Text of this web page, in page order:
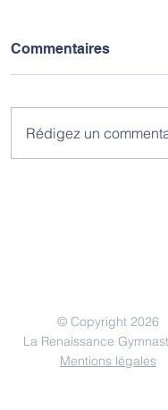
Commentaires
Rédigez un
© Copyright 2026
La Renaissance
Mentions légales